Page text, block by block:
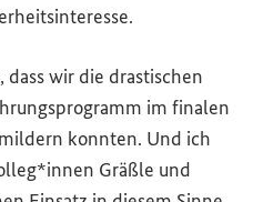
wir die drastischen
im finalen
konnten. Und ich
Gräßle und